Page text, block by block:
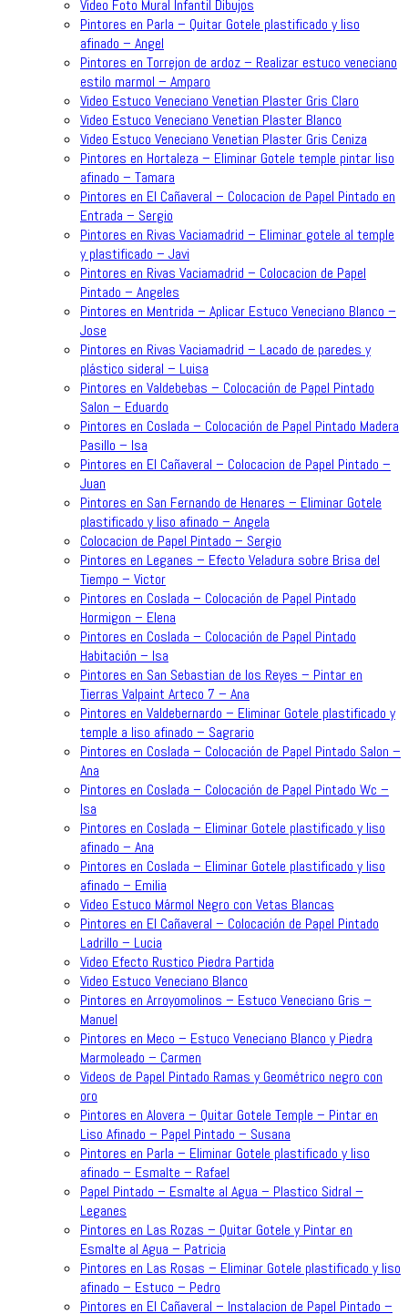
Video Foto Mural Infantil Dibujos
Pintores en Parla – Quitar Gotele plastificado y liso
afinado – Angel
Pintores en Torrejon de ardoz – Realizar estuco veneciano
estilo marmol – Amparo
Video Estuco Veneciano Venetian Plaster Gris Claro
Video Estuco Veneciano Venetian Plaster Blanco
Video Estuco Veneciano Venetian Plaster Gris Ceniza
Pintores en Hortaleza – Eliminar Gotele temple pintar liso
afinado – Tamara
Pintores en El Cañaveral – Colocacion de Papel Pintado en
Entrada – Sergio
Pintores en Rivas Vaciamadrid – Eliminar gotele al temple
y plastificado – Javi
Pintores en Rivas Vaciamadrid – Colocacion de Papel
Pintado – Angeles
Pintores en Mentrida – Aplicar Estuco Veneciano Blanco –
Jose
Pintores en Rivas Vaciamadrid – Lacado de paredes y
plástico sideral – Luisa
Pintores en Valdebebas – Colocación de Papel Pintado
Salon – Eduardo
Pintores en Coslada – Colocación de Papel Pintado Madera
Pasillo – Isa
Pintores en El Cañaveral – Colocacion de Papel Pintado –
Juan
Pintores en San Fernando de Henares – Eliminar Gotele
plastificado y liso afinado – Angela
Colocacion de Papel Pintado – Sergio
Pintores en Leganes – Efecto Veladura sobre Brisa del
Tiempo – Victor
Pintores en Coslada – Colocación de Papel Pintado
Hormigon – Elena
Pintores en Coslada – Colocación de Papel Pintado
Habitación – Isa
Pintores en San Sebastian de los Reyes – Pintar en
Tierras Valpaint Arteco 7 – Ana
Pintores en Valdebernardo – Eliminar Gotele plastificado y
temple a liso afinado – Sagrario
Pintores en Coslada – Colocación de Papel Pintado Salon –
Ana
Pintores en Coslada – Colocación de Papel Pintado Wc –
Isa
Pintores en Coslada – Eliminar Gotele plastificado y liso
afinado – Ana
Pintores en Coslada – Eliminar Gotele plastificado y liso
afinado – Emilia
Video Estuco Mármol Negro con Vetas Blancas
Pintores en El Cañaveral – Colocación de Papel Pintado
Ladrillo – Lucia
Video Efecto Rustico Piedra Partida
Video Estuco Veneciano Blanco
Pintores en Arroyomolinos – Estuco Veneciano Gris –
Manuel
Pintores en Meco – Estuco Veneciano Blanco y Piedra
Marmoleado – Carmen
Videos de Papel Pintado Ramas y Geométrico negro con
oro
Pintores en Alovera – Quitar Gotele Temple – Pintar en
Liso Afinado – Papel Pintado – Susana
Pintores en Parla – Eliminar Gotele plastificado y liso
afinado – Esmalte – Rafael
Papel Pintado – Esmalte al Agua – Plastico Sidral –
Leganes
Pintores en Las Rozas – Quitar Gotele y Pintar en
Esmalte al Agua – Patricia
Pintores en Las Rosas – Eliminar Gotele plastificado y liso
afinado – Estuco – Pedro
Pintores en El Cañaveral – Instalacion de Papel Pintado –